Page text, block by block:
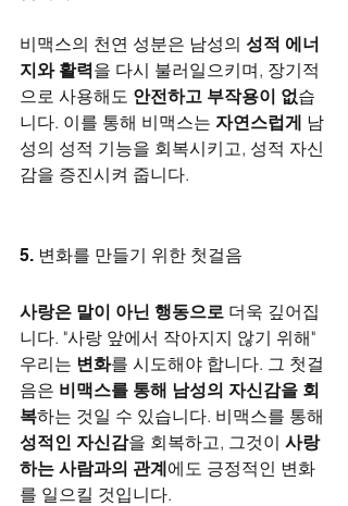
비맥스의 천연 성분은 남성의 성적 에너
지와 활력을 다시 불러일으키며, 장기적
으로 사용해도 안전하고 부작용이 없습
니다. 이를 통해 비맥스는 자연스럽게 남
성의 성적 기능을 회복시키고, 성적 자신
감을 증진시켜 줍니다.
5. 변화를 만들기 위한 첫걸음
사랑은 말이 아닌 행동으로 더욱 깊어집
니다. "사랑 앞에서 작아지지 않기 위해"
우리는 변화를 시도해야 합니다. 그 첫걸
음은 비맥스를 통해 남성의 자신감을 회
복하는 것일 수 있습니다. 비맥스를 통해
성적인 자신감을 회복하고, 그것이 사랑
하는 사람과의 관계에도 긍정적인 변화
를 일으킬 것입니다.